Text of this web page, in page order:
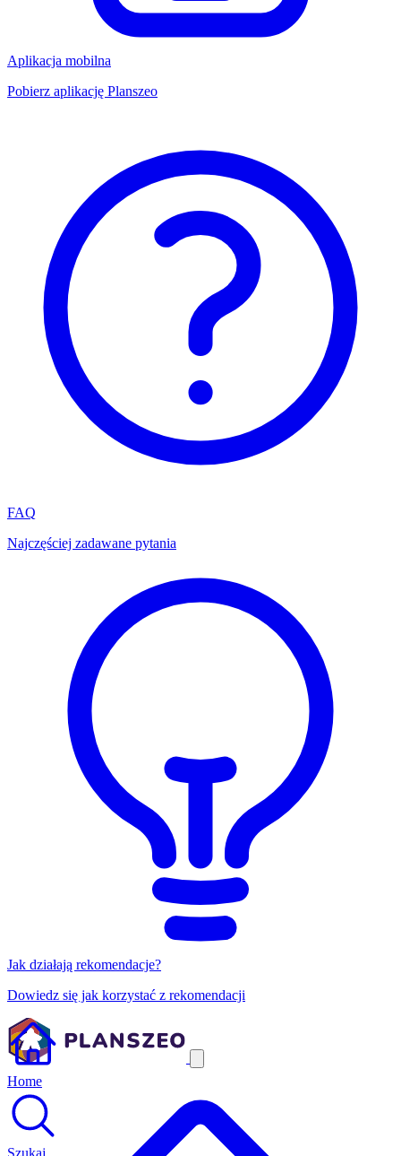
Aplikacja mobilna
Pobierz aplikację Planszeo
FAQ
Najczęściej zadawane pytania
Jak działają rekomendacje?
Dowiedz się jak korzystać z rekomendacji
Home
Szukaj